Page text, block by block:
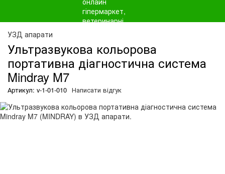
УЗД апарати
Ультразвукова кольорова
портативна діагностична система
Mindray M7
Артикул: v-1-01-010 Написати відгук